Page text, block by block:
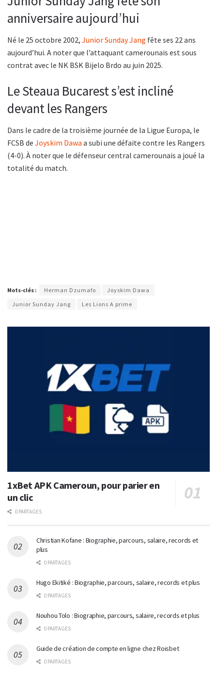
anniversaire aujourd’hui
Né le 25 octobre 2002, Junior Sunday Jang fête ses 22 ans
aujourd’hui. A noter que l’attaquant camerounais est sous
contrat avec le NK BSK Bijelo Brdo au juin 2025.
Le Steaua Bucarest s’est incliné
devant les Rangers
Dans le cadre de la troisième journée de la Ligue Europa, le
FCSB de Joyskim Dawa a subi une défaite contre les Rangers
(4-0). À noter que le défenseur central camerounais a joué la
totalité du match.
Mots-clés : Herman Dzumafo
Joyskim Dawa
Junior Sunday Jang
Les Lions A prime
1xBet APK Cameroun, pour parier en
un clic
0 PARTAGES
Christian Kofane : Biographie, parcours, salaire, records et
plus
0 PARTAGES
Hugo Ekitiké : Biographie, parcours, salaire, records et plus
0 PARTAGES
Nouhou Tolo : Biographie, parcours, salaire, records et plus
0 PARTAGES
Guide de création de compte en ligne chez Roisbet
0 PARTAGES